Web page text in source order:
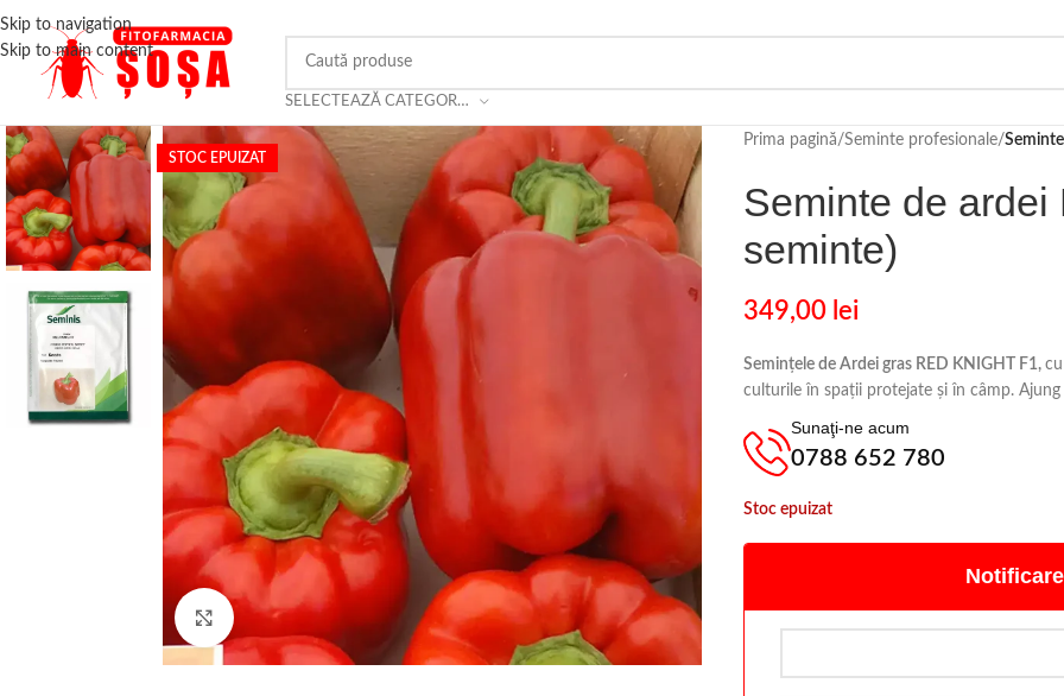
Skip to navigation
Skip to main content
SELECTEAZĂ CATEGORIA
STOC EPUIZAT
Click to enlarge
Prima pagină/Seminte profesionale/
Seminte de
seminte)
349,00 lei
Semințele de Ardei gras RED KNIGHT F1,
culturile în spații protejate și în câmp.
Sunaţi-ne acum
0788 652 780
Stoc epuizat